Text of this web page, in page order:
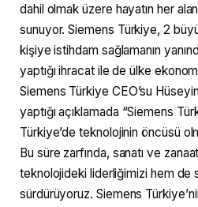
dahil olmak üzere hayatın her
sunuyor. Siemens Türkiye, 2
kişiye istihdam sağlamanın
yaptığı ihracat ile de ülke
Siemens Türkiye CEO’su
yaptığı açıklamada “Siemens
Türkiye’de teknolojinin öncüsü
Bu süre zarfında, sanatı ve
teknolojideki liderliğimizi hem de
sürdürüyoruz. Siemens